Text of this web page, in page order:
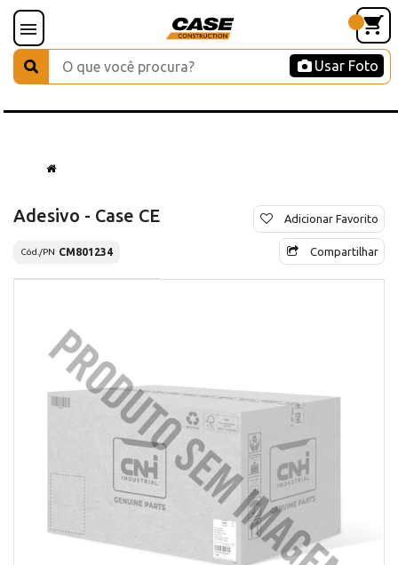
Usar Foto
Adesivo - Case CE
Cód./PN CM801234
Adicionar Favorito
Compartilhar